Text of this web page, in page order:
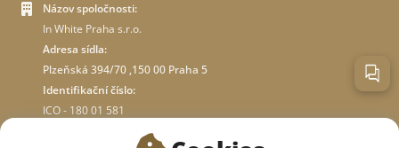
Názov spoločnosti:
In White Praha s.r.o.
Adresa sídla:
Plzeňská 394/70 ,150 00 Praha 5
Identifikační číslo:
ICO - 180 01 581